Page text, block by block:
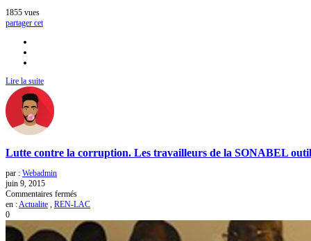
1855 vues
partager cet
Lire la suite
Lutte contre la corruption. Les travailleurs de la SONABEL
par : Webadmin
juin 9, 2015
Commentaires ferméssur
Lutte
la
corruption.
en :Actualite , REN-LAC
0